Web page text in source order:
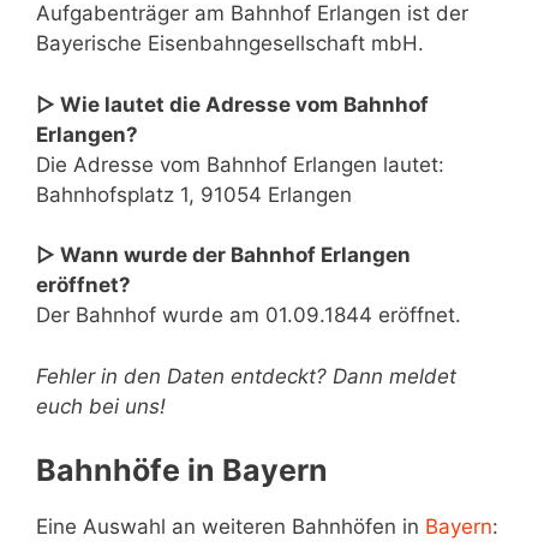
Aufgabenträger am Bahnhof Erlangen ist der
Bayerische Eisenbahngesellschaft mbH.
▷ Wie lautet die Adresse vom Bahnhof
Erlangen?
Die Adresse vom Bahnhof Erlangen lautet:
Bahnhofsplatz 1, 91054 Erlangen
▷ Wann wurde der Bahnhof Erlangen
eröffnet?
Der Bahnhof wurde am 01.09.1844 eröffnet.
Fehler in den Daten entdeckt? Dann meldet
euch bei uns!
Bahnhöfe in Bayern
Eine Auswahl an weiteren Bahnhöfen in Bayern: